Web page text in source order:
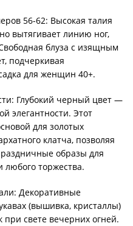
56-62: Высокая талия
вытягивает линию ног,
блуза с изящным
подчеркивая
для женщин 40+.
Глубокий черный цвет —
элегантности. Этот
для золотых
клатча, позволяя
образы для
любого торжества.
Декоративные
(вышивка, кристаллы)
свете вечерних огней.